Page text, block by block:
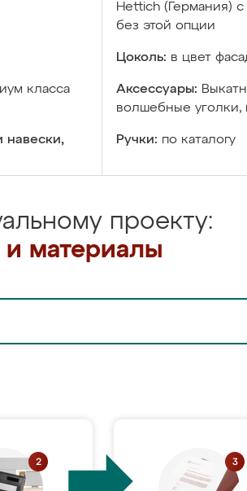
Hettich (Германия)
без этой опции
Цоколь: в цвет
класса
Аксессуары:
волшебные уголки,
навески,
Ручки: по каталогу
проекту:
материалы